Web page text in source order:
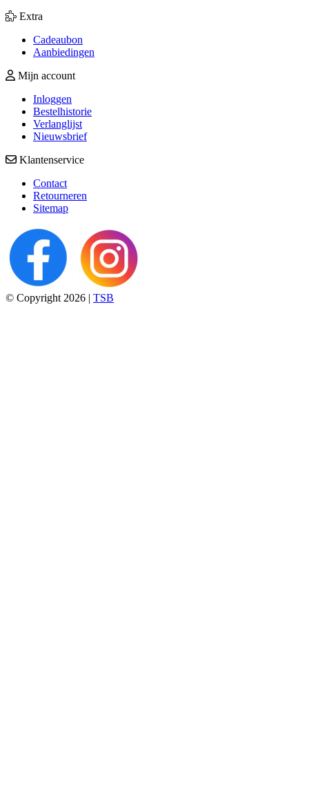
Extra
Cadeaubon
Aanbiedingen
Mijn account
Inloggen
Bestelhistorie
Verlanglijst
Nieuwsbrief
Klantenservice
Contact
Retourneren
Sitemap
© Copyright 2026 | TSB